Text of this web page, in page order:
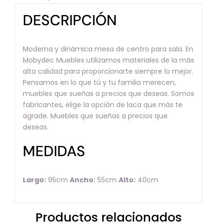
DESCRIPCIÓN
Moderna y dinámica mesa de centro para sala. En
Mobydec Muebles utilizamos materiales de la más
alta calidad para proporcionarte siempre lo mejor.
Pensamos en lo que tú y tu familia merecen,
muebles que sueñas a precios que deseas. Somos
fabricantes, elige la opción de laca que más te
agrade. Muebles que sueñas a precios que
deseas.
MEDIDAS
Largo:95cm Ancho:55cm Alto:40cm
Productos relacionados